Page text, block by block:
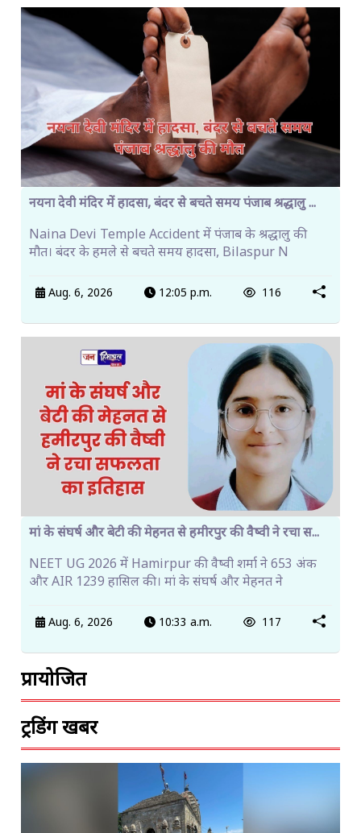
नयना देवी मंदिर में हादसा, बंदर से बचते समय पंजाब श्रद्धालु ...
Naina Devi Temple Accident में पंजाब के श्रद्धालु की
मौत। बंदर के हमले से बचते समय हादसा, Bilaspur N
Aug. 6, 2026 12:05 p.m. 116
मां के संघर्ष और बेटी की मेहनत से हमीरपुर की वैष्वी ने रचा स...
NEET UG 2026 में Hamirpur की वैष्वी शर्मा ने 653 अंक
और AIR 1239 हासिल की। मां के संघर्ष और मेहनत ने
Aug. 6, 2026 10:33 a.m. 117
प्रायोजित
ट्रेंडिंग खबरें